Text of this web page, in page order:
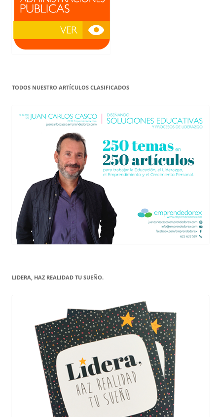
TODOS NUESTRO ARTÍCULOS CLASIFICADOS
LIDERA, HAZ REALIDAD TU SUEÑO.